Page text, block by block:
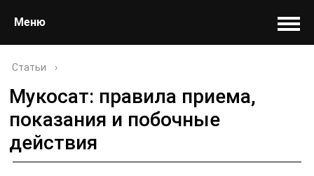
Меню
Статьи ›
Мукосат: правила приема,
показания и побочные
действия